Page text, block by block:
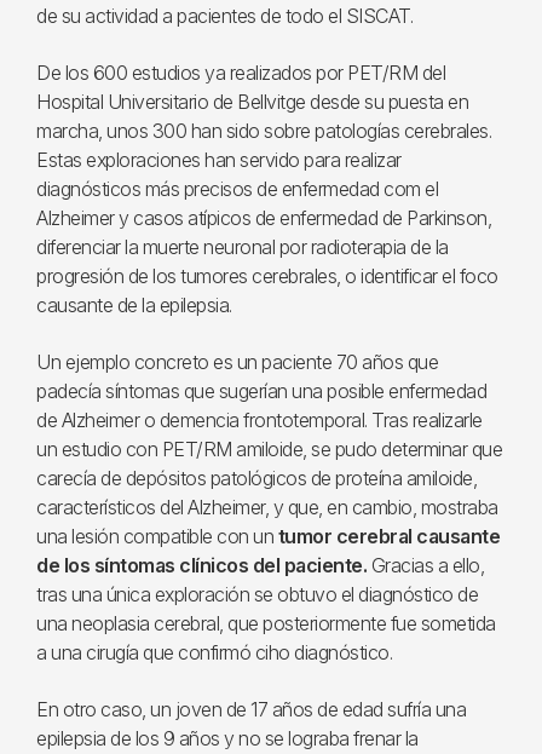
de su actividad a pacientes de todo el SISCAT.
De los 600 estudios ya realizados por PET/RM del
Hospital Universitario de Bellvitge desde su puesta en
marcha, unos 300 han sido sobre patologías cerebrales.
Estas exploraciones han servido para realizar
diagnósticos más precisos de enfermedad com el
Alzheimer y casos atípicos de enfermedad de Parkinson,
diferenciar la muerte neuronal por radioterapia de la
progresión de los tumores cerebrales, o identificar el foco
causante de la epilepsia.
Un ejemplo concreto es un paciente 70 años que
padecía síntomas que sugerían una posible enfermedad
de Alzheimer o demencia frontotemporal. Tras realizarle
un estudio con PET/RM amiloide, se pudo determinar que
carecía de depósitos patológicos de proteína amiloide,
característicos del Alzheimer, y que, en cambio, mostraba
una lesión compatible con un tumor cerebral causante
de los síntomas clínicos del paciente. Gracias a ello,
tras una única exploración se obtuvo el diagnóstico de
una neoplasia cerebral, que posteriormente fue sometida
a una cirugía que confirmó ciho diagnóstico.
En otro caso, un joven de 17 años de edad sufría una
epilepsia de los 9 años y no se lograba frenar la